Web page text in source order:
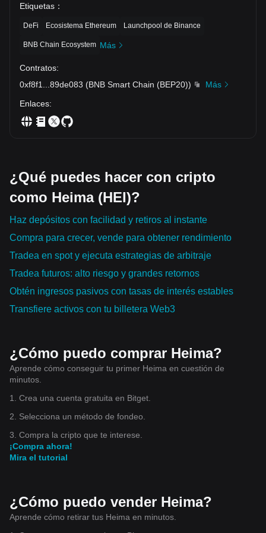
Etiquetas ：
DeFi Ecosistema Ethereum Launchpool de Binance
BNB Chain Ecosystem Más
Contratos:
0xf8f1
89de083 (BNB Smart Chain (BEP20))
Más
Enlaces:
¿Qué puedes hacer con cripto
como Heima (HEI)?
Haz depósitos con facilidad y retiros al instante
Compra para crecer, vende para obtener rendimiento
Tradea en spot y ejecuta estrategias de arbitraje
Tradea futuros: alto riesgo y grandes retornos
Obtén ingresos pasivos con tasas de interés estables
Transfiere activos con tu billetera Web3
¿Cómo puedo comprar Heima?
Aprende cómo conseguir tu primer Heima en cuestión de
minutos.
1. Crea una cuenta gratuita en Bitget.
2. Selecciona un método de fondeo.
3. Compra la cripto que te interese.
¡Compra ahora!
Mira el tutorial
¿Cómo puedo vender Heima?
Aprende cómo retirar tus Heima en minutos.